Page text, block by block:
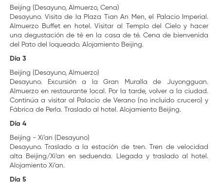
Beijing (Desayuno, Almuerzo, Cena)
Desayuno. Visita de la Plaza Tian An Men, el Palacio Imperial.
Almuerzo Buffet en hotel. Visitar al Templo del Cielo y hacer
una degustación de té en la casa de té. Cena de bienvenida
del Pato del loqueado. Alojamiento Beijing.
Día 3
Beijing (Desayuno, Almuerzo)
Desayuno. Excursión a la Gran Muralla de Juyongguan.
Almuerzo en restaurante local. Por la tarde, volver a la ciudad.
Continúa a visitar al Palacio de Verano (no incluido crucero) y
Fábrica de Perla. Traslado al hotel. Alojamiento Beijing.
Día 4
Beijing - Xi’an (Desayuno)
Desayuno. Traslado a la estación de tren. Tren de velocidad
alta Beijing/Xi’an en seduenda. Llegada y traslado al hotel.
Alojamiento Xi’an.
Día 5